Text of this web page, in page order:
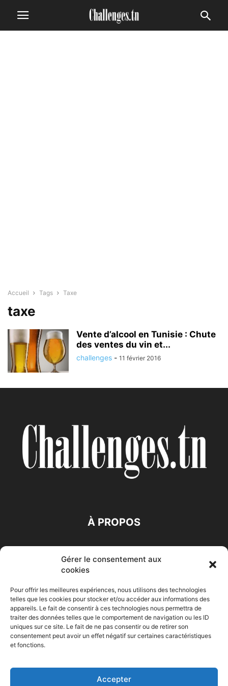
Gérer le consentement aux
cookies
Pour offrir les meilleures expériences, nous utilisons des technologies
telles que les cookies pour stocker et/ou accéder aux informations des
appareils. Le fait de consentir à ces technologies nous permettra de
traiter des données telles que le comportement de navigation ou les ID
uniques sur ce site. Le fait de ne pas consentir ou de retirer son
consentement peut avoir un effet négatif sur certaines caractéristiques
et fonctions.
Accepter
Accueil Tags Taxe
taxe
Vente d’alcool en Tunisie : Chute
des ventes du vin et...
challenges - 11 février 2016
À PROPOS
Accueil Economie Entreprises Entrepreneur
Maghreb